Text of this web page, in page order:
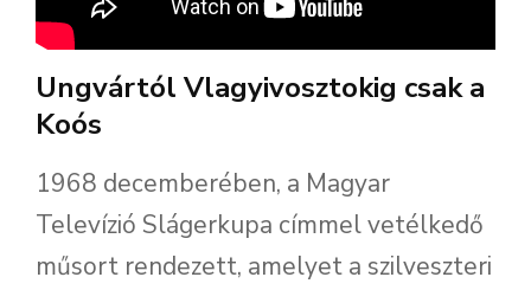
Ungvártól Vlagyivosztokig csak a
Koós
1968 decemberében, a Magyar
Televízió Slágerkupa címmel vetélkedő
műsort rendezett, amelyet a szilveszteri